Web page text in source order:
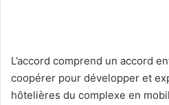
L’accord comprend un accord
coopérer pour développer et
hôtelières du complexe en